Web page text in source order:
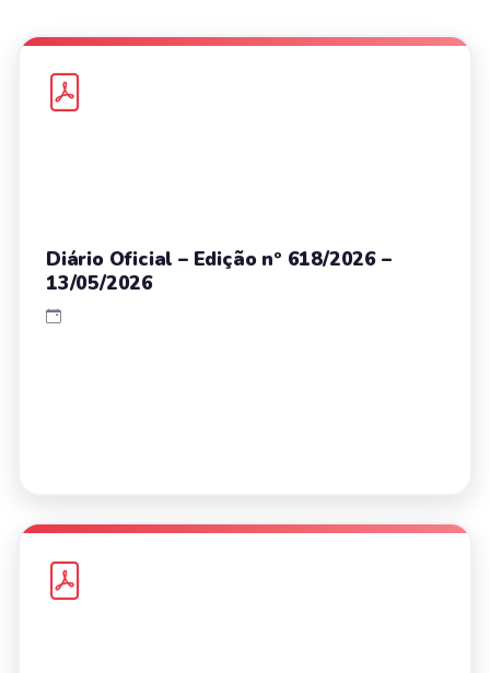
Diário Oficial – Edição nº 618/2026 –
13/05/2026